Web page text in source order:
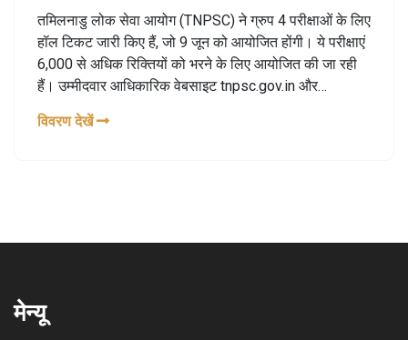
तमिलनाडु लोक सेवा आयोग (TNPSC) ने ग्रुप 4 परीक्षाओं के लिए
हॉल टिकट जारी किए हैं, जो 9 जून को आयोजित होंगी। ये परीक्षाएं
6,000 से अधिक रिक्तियों को भरने के लिए आयोजित की जा रही
हैं। उम्मीदवार आधिकारिक वेबसाइट tnpsc.gov.in और
विवरण देखें
मेन्यू